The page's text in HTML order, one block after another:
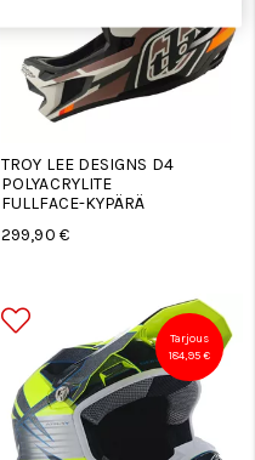
TROY LEE DESIGNS D4
POLYACRYLITE
FULLFACE-KYPÄRÄ
299,90 €
Tarjous
184,95 €